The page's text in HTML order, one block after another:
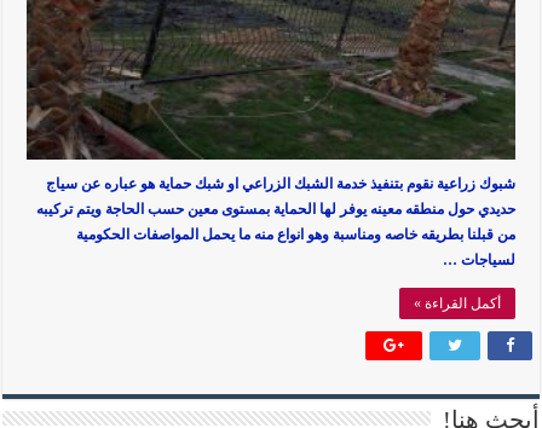
شبوك زراعية نقوم بتنفيذ خدمة الشبك الزراعي او شبك حماية هو عباره عن سياج
حديدي حول منطقه معينه يوفر لها الحماية بمستوى معين حسب الحاجة ويتم تركيبه
من قبلنا بطريقه خاصه ومناسبة وهو انواع منه ما يحمل المواصفات الحكومية
لسياجات …
أكمل القراءة »
أبحث هنا!